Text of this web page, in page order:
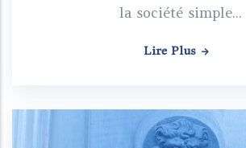
la société simple...
Lire Plus